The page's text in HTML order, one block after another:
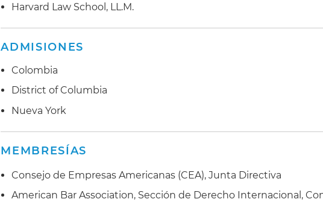
Harvard Law School, LL.M.
ADMISIONES
Colombia
District of Columbia
Nueva York
MEMBRESÍAS
Consejo de Empresas Americanas (CEA), Junta Directiva
American Bar Association, Sección de Derecho Internacional,